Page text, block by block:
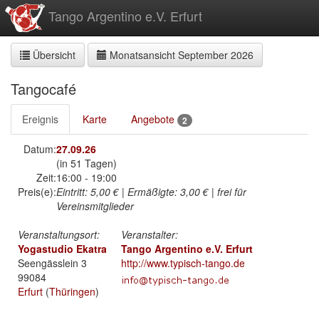
zum
Inhalt
Tango Argentino e.V. Erfurt
Übersicht Monatsansicht September 2026
Tangocafé
Ereignis Karte Angebote 2
Datum:27.09.26
(in 51 Tagen)
Zeit:16:00 - 19:00
Preis(e):Eintritt: 5,00 € | Ermäßigte: 3,00 € | frei für
Vereinsmitglieder
Veranstaltungsort:
Yogastudio Ekatra
Seengässlein 3
99084
Erfurt (Thüringen)
Veranstalter:
Tango Argentino e.V. Erfurt
http://www.typisch-tango.de